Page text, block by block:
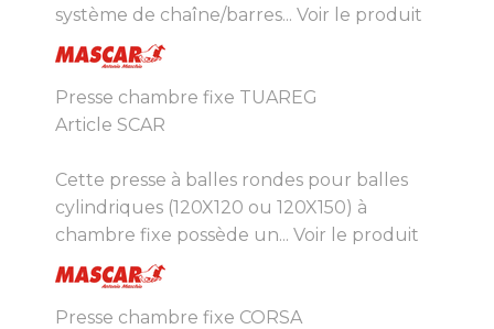
système de chaîne/barres... Voir le produit
Presse chambre fixe TUAREG
Article SCAR
Cette presse à balles rondes pour balles
cylindriques (120X120 ou 120X150) à
chambre fixe possède un... Voir le produit
Presse chambre fixe CORSA